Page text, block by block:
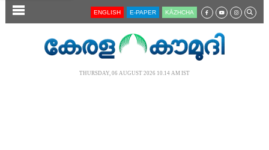
SECTIONS ENGLISH E-PAPER KĀZHCHA
THURSDAY, 06 AUGUST 2026 10.14 AM IST